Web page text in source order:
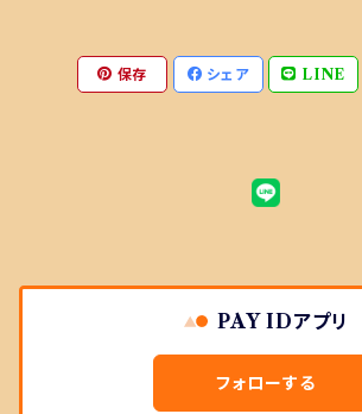
おまかせセットに選ぶ商品
保存 シェア LINE
PAY IDアプリ
フォローする